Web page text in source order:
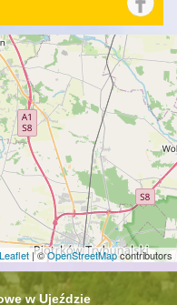
Leaflet | ©OpenStreetMapcontributors
w Ujeździe